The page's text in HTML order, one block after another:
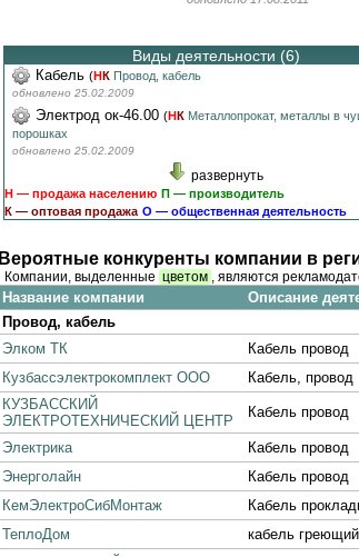
Виды деятельности (6)
Кабель (НК Провод, кабель
обновлено 25.02.2009
Электрод ок-46.00 (НК Металлопрокат, металлы в
порошках
обновлено 25.02.2009
развернуть
Н — продажа населению П — производитель
К — оптовая продажа О — общественная деятельность
Вероятные конкуренты компании в
Компании, выделенные цветом , являются
Название компании Описание
Провод, кабель
Элком ТК
Кабель провод
Кузбассэлектрокомплект ООО
Кабель, провод
КУЗБАССКИЙ
ЭЛЕКТРОТЕХНИЧЕСКИЙ ЦЕНТР
Кабель провод
Электрика
Кабель провод
Энерголайн
Кабель провод
КемЭлектроСибМонтаж
Кабель
ТеплоДом
кабель